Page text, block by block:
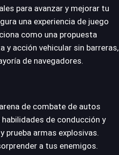
para avanzar y mejorar tu
una experiencia de juego
como una propuesta
y acción vehicular sin barreras,
de navegadores.
de combate de autos
de conducción y
prueba armas explosivas.
a tus enemigos.